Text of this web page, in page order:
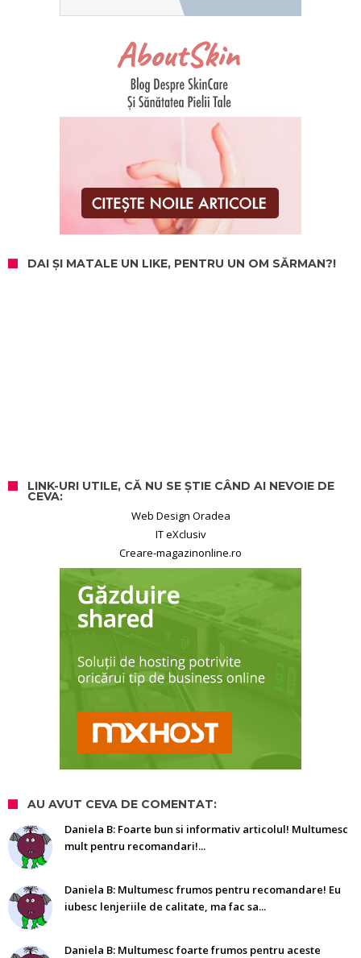
DAI ȘI MATALE UN LIKE, PENTRU UN OM SĂRMAN?!
LINK-URI UTILE, CĂ NU SE ȘTIE CÂND AI NEVOIE DE
CEVA:
Web Design Oradea
IT eXclusiv
Creare-magazinonline.ro
AU AVUT CEVA DE COMENTAT:
Daniela B: Foarte bun si informativ articolul! Multumesc
mult pentru recomandari!...
Daniela B: Multumesc frumos pentru recomandare! Eu
iubesc lenjeriile de calitate, ma fac sa...
Daniela B: Multumesc foarte frumos pentru aceste